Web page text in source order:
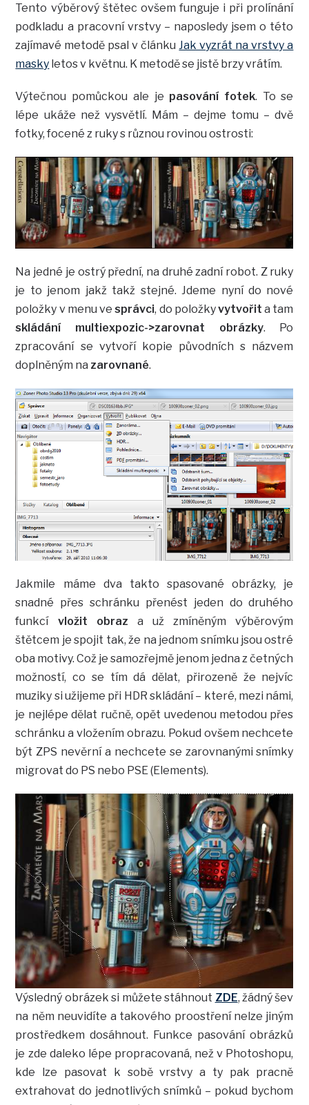
Tento výběrový štětec ovšem funguje i při prolínání
podkladu a pracovní vrstvy – naposledy jsem o této
zajímavé metodě psal v článku Jak vyzrát na vrstvy a
masky letos v květnu. K metodě se jistě brzy vrátím.
Výtečnou pomůckou ale je pasování fotek. To se
lépe ukáže než vysvětlí. Mám – dejme tomu – dvě
fotky, focené z ruky s různou rovinou ostrosti:
Na jedné je ostrý přední, na druhé zadní robot. Z ruky
je to jenom jakž takž stejné. Jdeme nyní do nové
položky v menu vesprávci, do položkyvytvořit a tam
skládání multiexpozic->zarovnat obrázky. Po
zpracování se vytvoří kopie původních s názvem
doplněným na zarovnané.
Jakmile máme dva takto spasované obrázky, je
snadné přes schránku přenést jeden do druhého
funkcí vložit obraz a už zmíněným výběrovým
štětcem je spojit tak, že na jednom snímku jsou ostré
oba motivy. Což je samozřejmě jenom jedna z četných
možností, co se tím dá dělat, přirozeně že nejvíc
muziky si užijeme při HDR skládání – které, mezi námi,
je nejlépe dělat ručně, opět uvedenou metodou přes
schránku a vložením obrazu. Pokud ovšem nechcete
být ZPS nevěrní a nechcete se zarovnanými snímky
migrovat do PS nebo PSE (Elements).
Výsledný obrázek si můžete stáhnout ZDE, žádný šev
na něm neuvidíte a takového proostření nelze jiným
prostředkem dosáhnout. Funkce pasování obrázků
je zde daleko lépe propracovaná, než v Photoshopu,
kde lze pasovat k sobě vrstvy a ty pak pracně
extrahovat do jednotlivých snímků – pokud bychom